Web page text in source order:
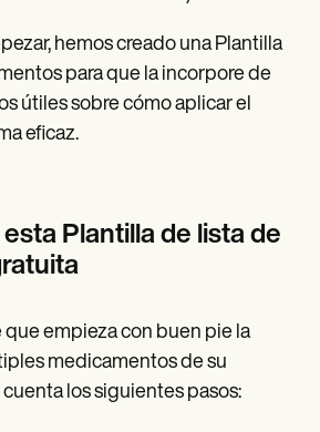
hemos creado una Plantilla
para que la incorpore de
útiles sobre cómo aplicar el
eficaz.
Plantilla de lista de
que empieza con buen pie la
medicamentos de su
los siguientes pasos: